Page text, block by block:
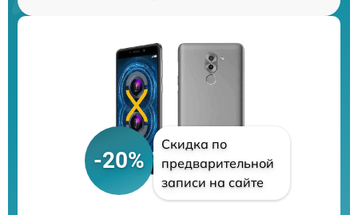
-20%
Скидка по
предварительной
записи на сайте